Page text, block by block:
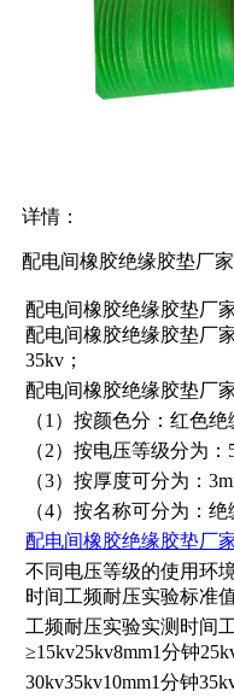
详情：
配电间橡胶绝缘胶垫厂家
配电间橡胶绝缘胶垫厂
配电间橡胶绝缘胶垫厂
35kv；
配电间橡胶绝缘胶垫厂
（1）按颜色分：红色
（2）按电压等级分为
（3）按厚度可分为：
（4）按名称可分为：
配电间橡胶绝缘胶垫厂
不同电压等级的使用环
时间工频耐压实验标准
工频耐压实验实测时间
≥15kv25kv8mm1分钟
30kv35kv10mm1分钟